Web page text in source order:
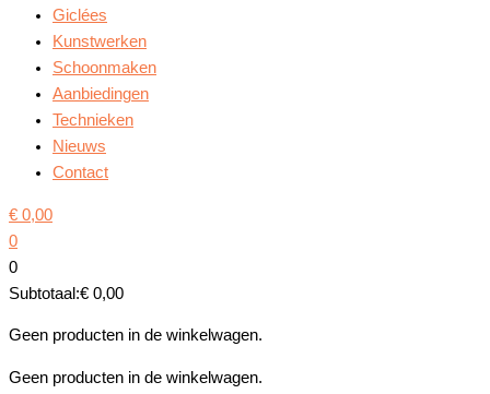
Giclées
Kunstwerken
Schoonmaken
Aanbiedingen
Technieken
Nieuws
Contact
€ 0,00
0
0
Subtotaal:€ 0,00
Geen producten in de winkelwagen.
Geen producten in de winkelwagen.